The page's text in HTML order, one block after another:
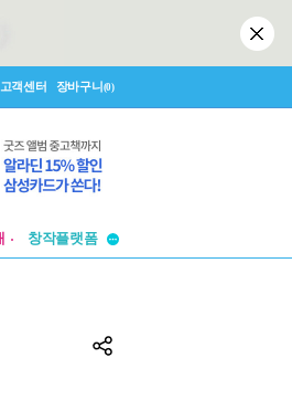
고객센터 장바구니(0)
창작플랫폼